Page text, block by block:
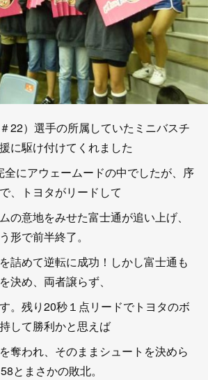
22）選手の所属していたミニバスチ
に駆け付けてくれました
全にアウェームードの中でしたが、序
、トヨタがリードして
の意地をみせた富士通が追い上げ、
形で前半終了。
詰めて逆転に成功！しかし富士通も
決め、両者譲らず、
。残り20秒１点リードでトヨタのボ
して勝利かと思えば
奪われ、そのままシュートを決めら
とまさかの敗北。